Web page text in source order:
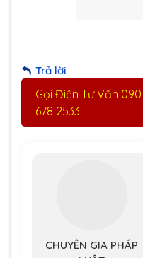
Trả lời
Gọi Điện Tư Vấn 090
678 2533
CHUYÊN GIA PHÁP